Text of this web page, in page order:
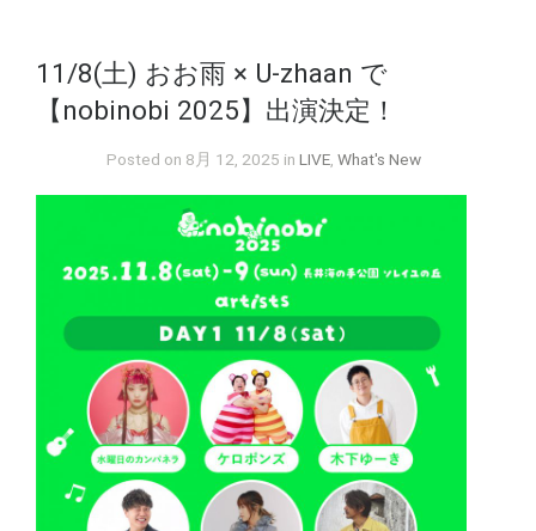
11/8(土) おお雨 × U-zhaan で
【nobinobi 2025】出演決定！
Posted on 8月 12, 2025 in LIVE, What's New